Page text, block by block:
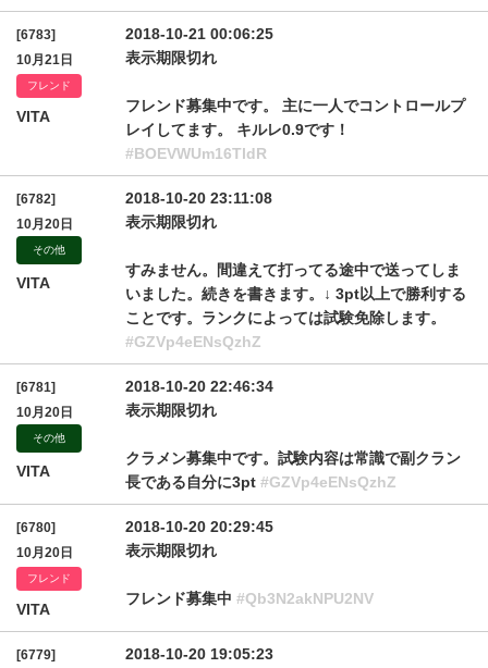
[6783]
10月21日
フレンド
VITA
2018-10-21 00:06:25
表示期限切れ
フレンド募集中です。 主に一人でコントロールプ
レイしてます。 キルレ0.9です！
#BOEVWUm16TldR
[6782]
10月20日
その他
VITA
2018-10-20 23:11:08
表示期限切れ
すみません。間違えて打ってる途中で送ってしま
いました。続きを書きます。↓ 3pt以上で勝利する
ことです。ランクによっては試験免除します。
#GZVp4eENsQzhZ
[6781]
10月20日
その他
VITA
2018-10-20 22:46:34
表示期限切れ
クラメン募集中です。試験内容は常識で副クラン
長である自分に3pt #GZVp4eENsQzhZ
[6780]
10月20日
フレンド
VITA
2018-10-20 20:29:45
表示期限切れ
フレンド募集中 #Qb3N2akNPU2NV
[6779]
2018-10-20 19:05:23